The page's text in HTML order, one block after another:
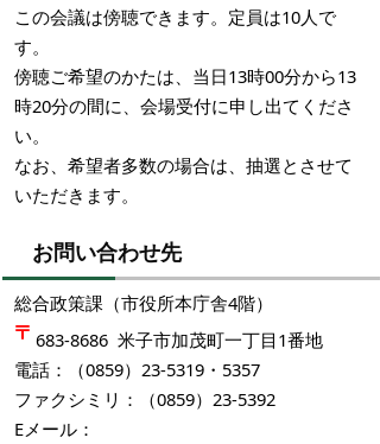
この会議は傍聴できます。定員は10人で
す。
傍聴ご希望のかたは、当日13時00分から13
時20分の間に、会場受付に申し出てくださ
い。
なお、希望者多数の場合は、抽選とさせて
いただきます。
お問い合わせ先
総合政策課（市役所本庁舎4階）
683-8686 米子市加茂町一丁目1番地
電話：（0859）23-5319・5357
ファクシミリ：（0859）23-5392
Eメール：